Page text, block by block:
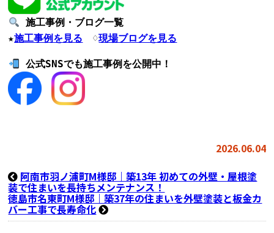
施工事例・ブログ一覧
★施工事例を見る ♢現場ブログを見る
公式SNSでも施工事例を公開中！
2026.06.04
阿南市羽ノ浦町M様邸｜築13年 初めての外壁・屋根塗
装で住まいを長持ちメンテナンス！
徳島市名東町M様邸｜築37年の住まいを外壁塗装と板金カ
バー工事で長寿命化